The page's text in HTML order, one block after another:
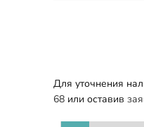
Для уточнения
68 или оставив